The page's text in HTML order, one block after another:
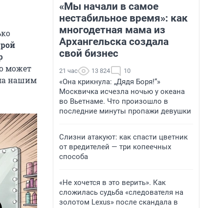
может
нашим
«Мы начали в самое
нестабильное время»: как
многодетная мама из
Архангельска создала
свой бизнес
21 час 13 824 10
«Она крикнула: „Дядя Боря!“»
Москвичка исчезла ночью у океана
во Вьетнаме. Что произошло в
последние минуты пропажи девушки
Слизни атакуют: как спасти цветник
от вредителей — три копеечных
способа
«Не хочется в это верить». Как
сложилась судьба «следователя на
золотом Lexus» после скандала в